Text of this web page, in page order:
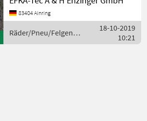
Festfelge ET 5 cm Passend
83404 Ainring
Räder/Pneu/Felgen /
Titan
18-10-2019
10:21